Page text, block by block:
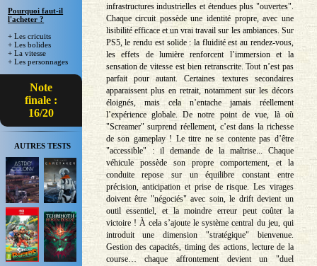
Pourquoi faut-il
l'acheter ?
+ Les cricuits
+ Les bolides
+ La vitesse
+ Les personnages
Note
finale :
16/20
AUTRES TESTS
infrastructures industrielles et étendues plus "ouvertes".
Chaque circuit possède une identité propre, avec une
lisibilité efficace et un vrai travail sur les ambiances. Sur
PS5, le rendu est solide : la fluidité est au rendez-vous,
les effets de lumière renforcent l’immersion et la
sensation de vitesse est bien retranscrite. Tout n’est pas
parfait pour autant. Certaines textures secondaires
apparaissent plus en retrait, notamment sur les décors
éloignés, mais cela n’entache jamais réellement
l’expérience globale. De notre point de vue, là où
"Screamer" surprend réellement, c’est dans la richesse
de son gameplay ! Le titre ne se contente pas d’être
"accessible" : il demande de la maîtrise... Chaque
véhicule possède son propre comportement, et la
conduite repose sur un équilibre constant entre
précision, anticipation et prise de risque. Les virages
doivent être "négociés" avec soin, le drift devient un
outil essentiel, et la moindre erreur peut coûter la
victoire ! À cela s’ajoute le système central du jeu, qui
introduit une dimension "stratégique" bienvenue.
Gestion des capacités, timing des actions, lecture de la
course… chaque affrontement devient un "duel